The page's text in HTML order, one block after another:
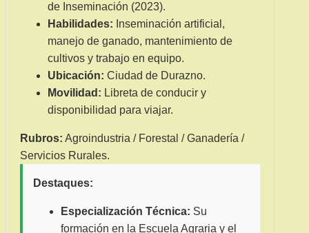
de Inseminación (2023).
Habilidades: Inseminación artificial,
manejo de ganado, mantenimiento de
cultivos y trabajo en equipo.
Ubicación: Ciudad de Durazno.
Movilidad: Libreta de conducir y
disponibilidad para viajar.
Rubros: Agroindustria / Forestal / Ganadería /
Servicios Rurales.
Destaques:
Especialización Técnica: Su
formación en la Escuela Agraria y el